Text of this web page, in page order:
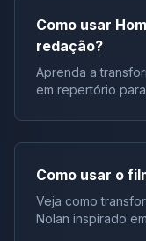
Como usar
redação?
Aprenda a
em repertório
Como usar o
Veja como
Nolan inspirado